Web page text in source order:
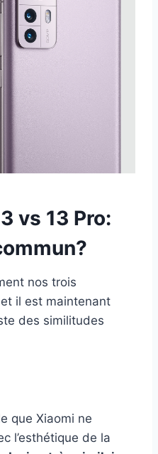
vs 13 Pro:
nos trois
il est maintenant
des similitudes
que Xiaomi ne
l’esthétique de la